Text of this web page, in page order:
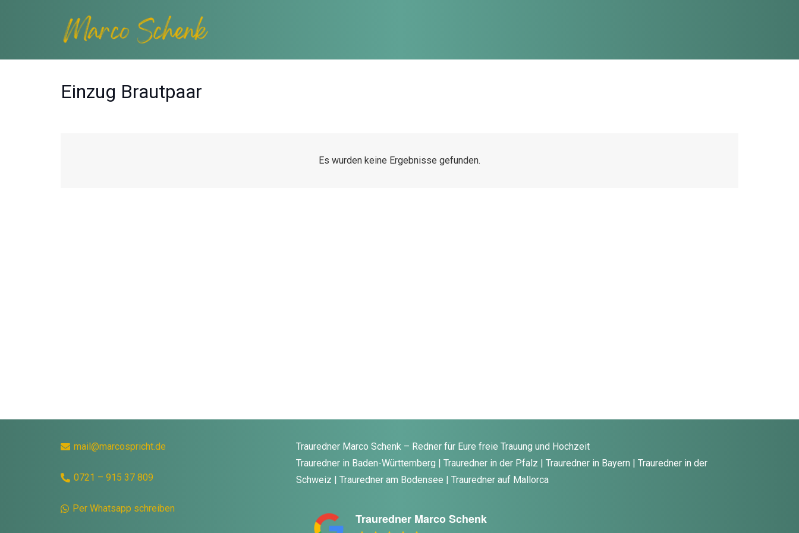
Einzug Brautpaar
Es wurden keine Ergebnisse gefunden.
mail@marcospricht.de
0721 – 915 37 809
Per Whatsapp schreiben
Trauredner Marco Schenk – Redner für Eure freie Trauung und Hochzeit
Trauredner in Baden-Württemberg | Trauredner in der Pfalz | Trauredner in Bayern | Trauredner in der
Schweiz | Trauredner am Bodensee | Trauredner auf Mallorca
Trauredner Marco Schenk